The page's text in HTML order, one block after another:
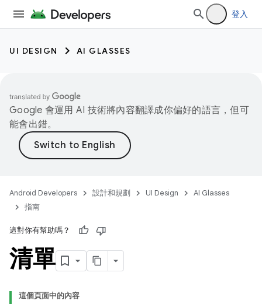
登入
UI DESIGN AI GLASSES
Google 會運用 AI 技術將內容翻譯成你偏好的語言，但可
能會出錯。
Android Developers 設計和規劃 UI Design
AI Glasses
指南
這對你有幫助嗎？
清單
這個頁面中的內容